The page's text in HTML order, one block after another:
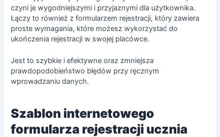
czyni je wygodniejszymi i przyjaznymi dla użytkownika.
Łączy to również z formularzem rejestracji, który zawiera
proste wymagania, które możesz wykorzystać do
ukończenia rejestracji w swojej placówce.
Jest to szybkie i efektywne oraz zmniejsza
prawdopodobieństwo błędów przy ręcznym
wprowadzaniu danych.
Szablon internetowego
formularza rejestracji ucznia